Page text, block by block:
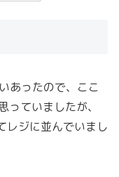
あったので、ここ
っていましたが、
レジに並んでいまし